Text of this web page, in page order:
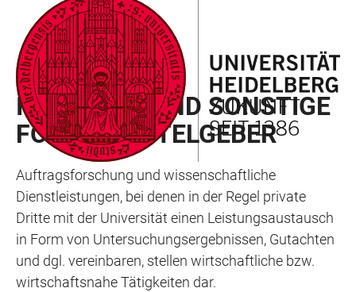
LINKS
ZUR
BARRIEREFREIHEIT
ZUM
HAUPTINHALT
HAUPTNAVIGATION
ÖFFNEN
WEBSEITENSUCHE
ÖFFNEN
FÖRDERMITTELGEBER
INDUSTRIE UND SONSTIGE
FÖRDERMITTELGEBER
Auftragsforschung und wissenschaftliche
Dienstleistungen, bei denen in der Regel private
Dritte mit der Universität einen Leistungsaustausch
in Form von Untersuchungsergebnissen, Gutachten
und dgl. vereinbaren, stellen wirtschaftliche bzw.
wirtschaftsnahe Tätigkeiten dar.